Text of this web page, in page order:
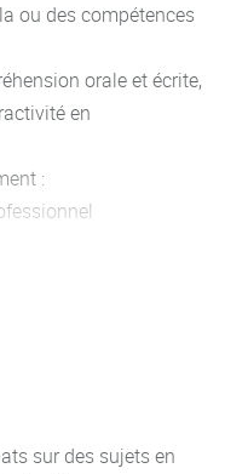
ou des compétences
orale et écrite,
en
:
dans un
en adaptant les
sur des sujets en